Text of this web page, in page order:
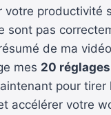
votre productivité
sont pas
de ma
mes 20
pour tirer
accélérer votre